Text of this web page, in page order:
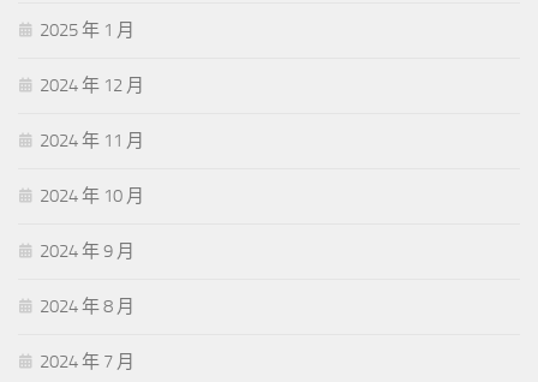
2025 年 1 月
2024 年 12 月
2024 年 11 月
2024 年 10 月
2024 年 9 月
2024 年 8 月
2024 年 7 月